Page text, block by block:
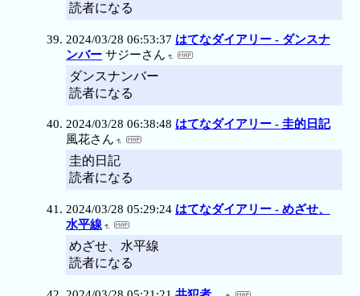
読者になる
2024/03/28 06:53:37 はてなダイアリー - ダンスナ
ンバー サジーさん
ダンスナンバー
読者になる
2024/03/28 06:38:48 はてなダイアリー - 圭的日記
風花さん
圭的日記
読者になる
2024/03/28 05:29:24 はてなダイアリー - めざせ、
水平線
めざせ、水平線
読者になる